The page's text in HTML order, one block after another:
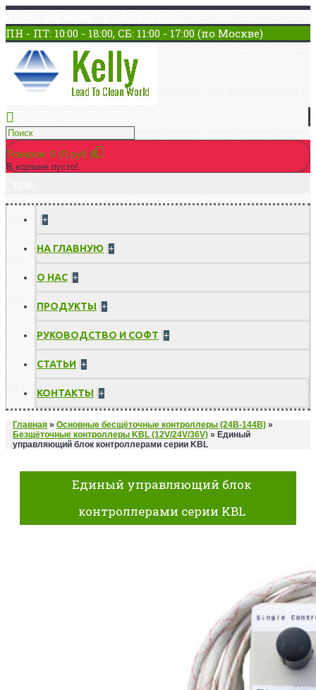
ПН - ПТ: 10:00 - 18:00, СБ: 11:00 - 17:00 (по Москве)
Товаров: 0 (0 руб.)
В корзине пусто!
+
НА ГЛАВНУЮ +
О НАС +
ПРОДУКТЫ +
РУКОВОДСТВО И СОФТ +
СТАТЬИ +
КОНТАКТЫ +
Главная » Основные бесщёточные контроллеры (24В-144В) »
Безщёточные контроллеры KBL (12V/24V/36V) » Единый
управляющий блок контроллерами серии KBL
Единый управляющий блок
контроллерами серии KBL